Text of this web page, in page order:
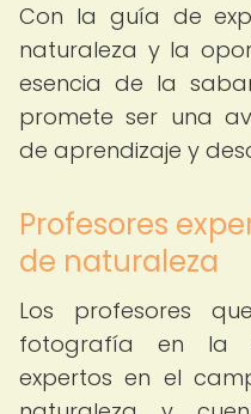
Con la guía de
naturaleza y la
esencia de la
promete ser una
de aprendizaje y
Profesores
de naturaleza
Los profesores
fotografía en la
expertos en el